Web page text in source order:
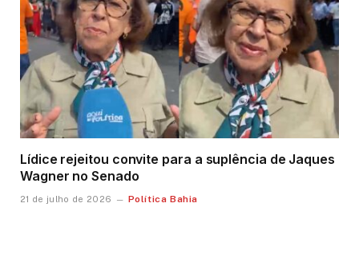
Lídice rejeitou convite para a suplência de Jaques
Wagner no Senado
21 de julho de 2026 Política Bahia